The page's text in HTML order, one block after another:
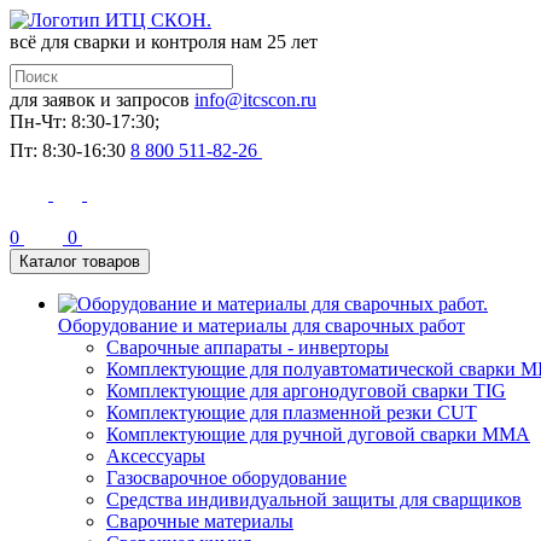
всё для сварки и контроля нам 25 лет
для заявок и запросов info@itcscon.ru
Пн-Чт: 8:30-17:30;
Пт: 8:30-16:30 8 800 511-82-26
0 0
Каталог товаров
Оборудование и материалы для сварочных работ
Сварочные аппараты - инверторы
Комплектующие для полуавтоматической сварки
Комплектующие для аргонодуговой сварки TIG
Комплектующие для плазменной резки CUT
Комплектующие для ручной дуговой сварки MMA
Аксессуары
Газосварочное оборудование
Средства индивидуальной защиты для сварщиков
Сварочные материалы